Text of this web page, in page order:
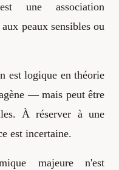
une association
peaux sensibles ou
est logique en théorie
— mais peut être
À réserver à une
est incertaine.
majeure n'est